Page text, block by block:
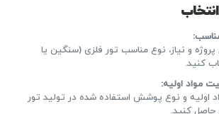
:
و نیاز، نوع مناسب تور فلزی (سنگین یا
کنید.
مواد اولیه:
اولیه و نوع پوشش استفاده شده در تولید تور
حاصل کنید.